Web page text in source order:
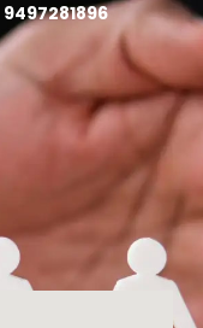
9497281896